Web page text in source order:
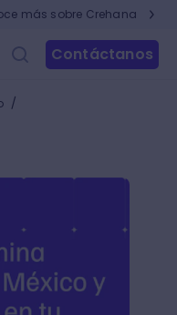
más sobre Crehana
Contáctanos
/
beneficios,